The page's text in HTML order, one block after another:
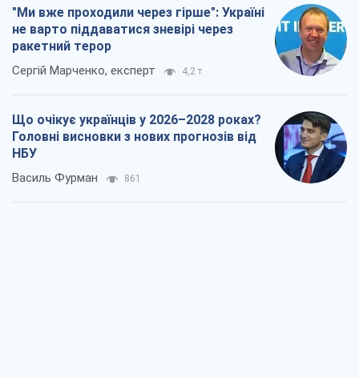
"Ми вже проходили через гірше": Україні
не варто піддаватися зневірі через
ракетний терор
Сергій Марченко, експерт 4,2 т.
Що очікує українців у 2026–2028 роках?
Головні висновки з нових прогнозів від
НБУ
Василь Фурман 861